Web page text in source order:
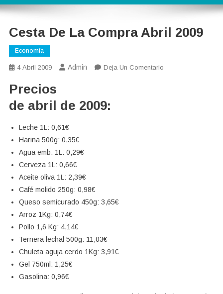
Cesta De La Compra Abril 2009
Economía
4 Abril 2009 Admin Deja Un ComentarioEn
Precios
de abril de 2009:
Leche 1L: 0,61€
Harina 500g: 0,35€
Agua emb. 1L: 0,29€
Cerveza 1L: 0,66€
Aceite oliva 1L: 2,39€
Café molido 250g: 0,98€
Queso semicurado 450g: 3,65€
Arroz 1Kg: 0,74€
Pollo 1,6 Kg: 4,14€
Ternera lechal 500g: 11,03€
Chuleta aguja cerdo 1Kg: 3,91€
Gel 750ml : 1,25€
Gasolina: 0,96€